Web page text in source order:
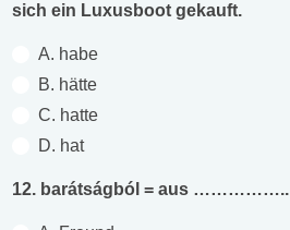
sich ein Luxusboot gekauft.
A. habe
B. hätte
C. hatte
D. hat
12. barátságból = aus ……………..